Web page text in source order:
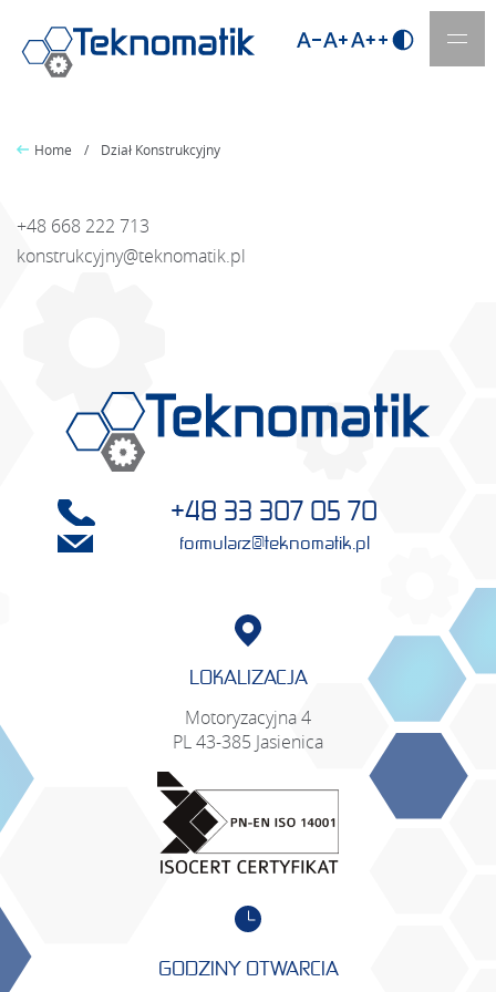
nawigacyjna
Home Dział Konstrukcyjny
+48 668 222 713
konstrukcyjny@teknomatik.pl
+48 33 307 05 70
formularz@teknomatik.pl
LOKALIZACJA
Motoryzacyjna 4
PL 43-385 Jasienica
GODZINY OTWARCIA